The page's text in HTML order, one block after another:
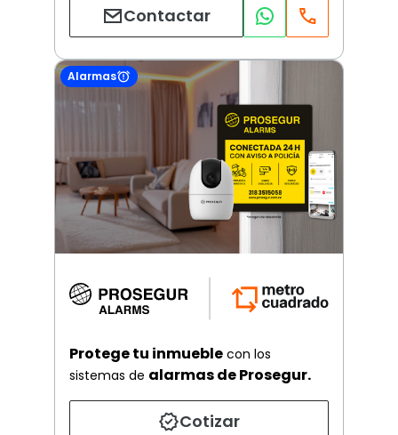
Contactar
Alarmas
Protege tu inmueble con los
sistemas de alarmas de Prosegur.
Cotizar